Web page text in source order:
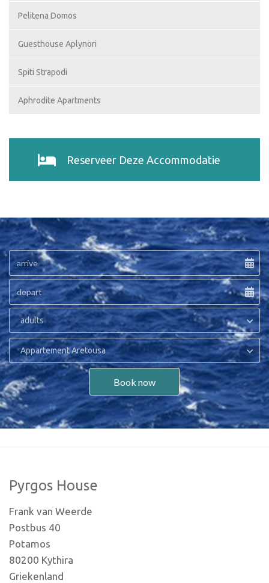
Pelitena Domos
Guesthouse Aplynori
Spiti Strapodi
Aphrodite Apartments
Reserveer Deze Accommodatie
adults
Appartement Aretousa
Book now
Pyrgos House
Frank van Weerde
Postbus 40
Potamos
80200 Kythira
Griekenland